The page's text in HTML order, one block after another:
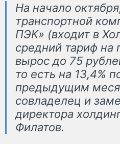
На начало
транспортной
ПЭК» (входит в
средний тариф на
вырос до 75
то есть на 13,4%
предыдущим
совладелец и
директора
Филатов.